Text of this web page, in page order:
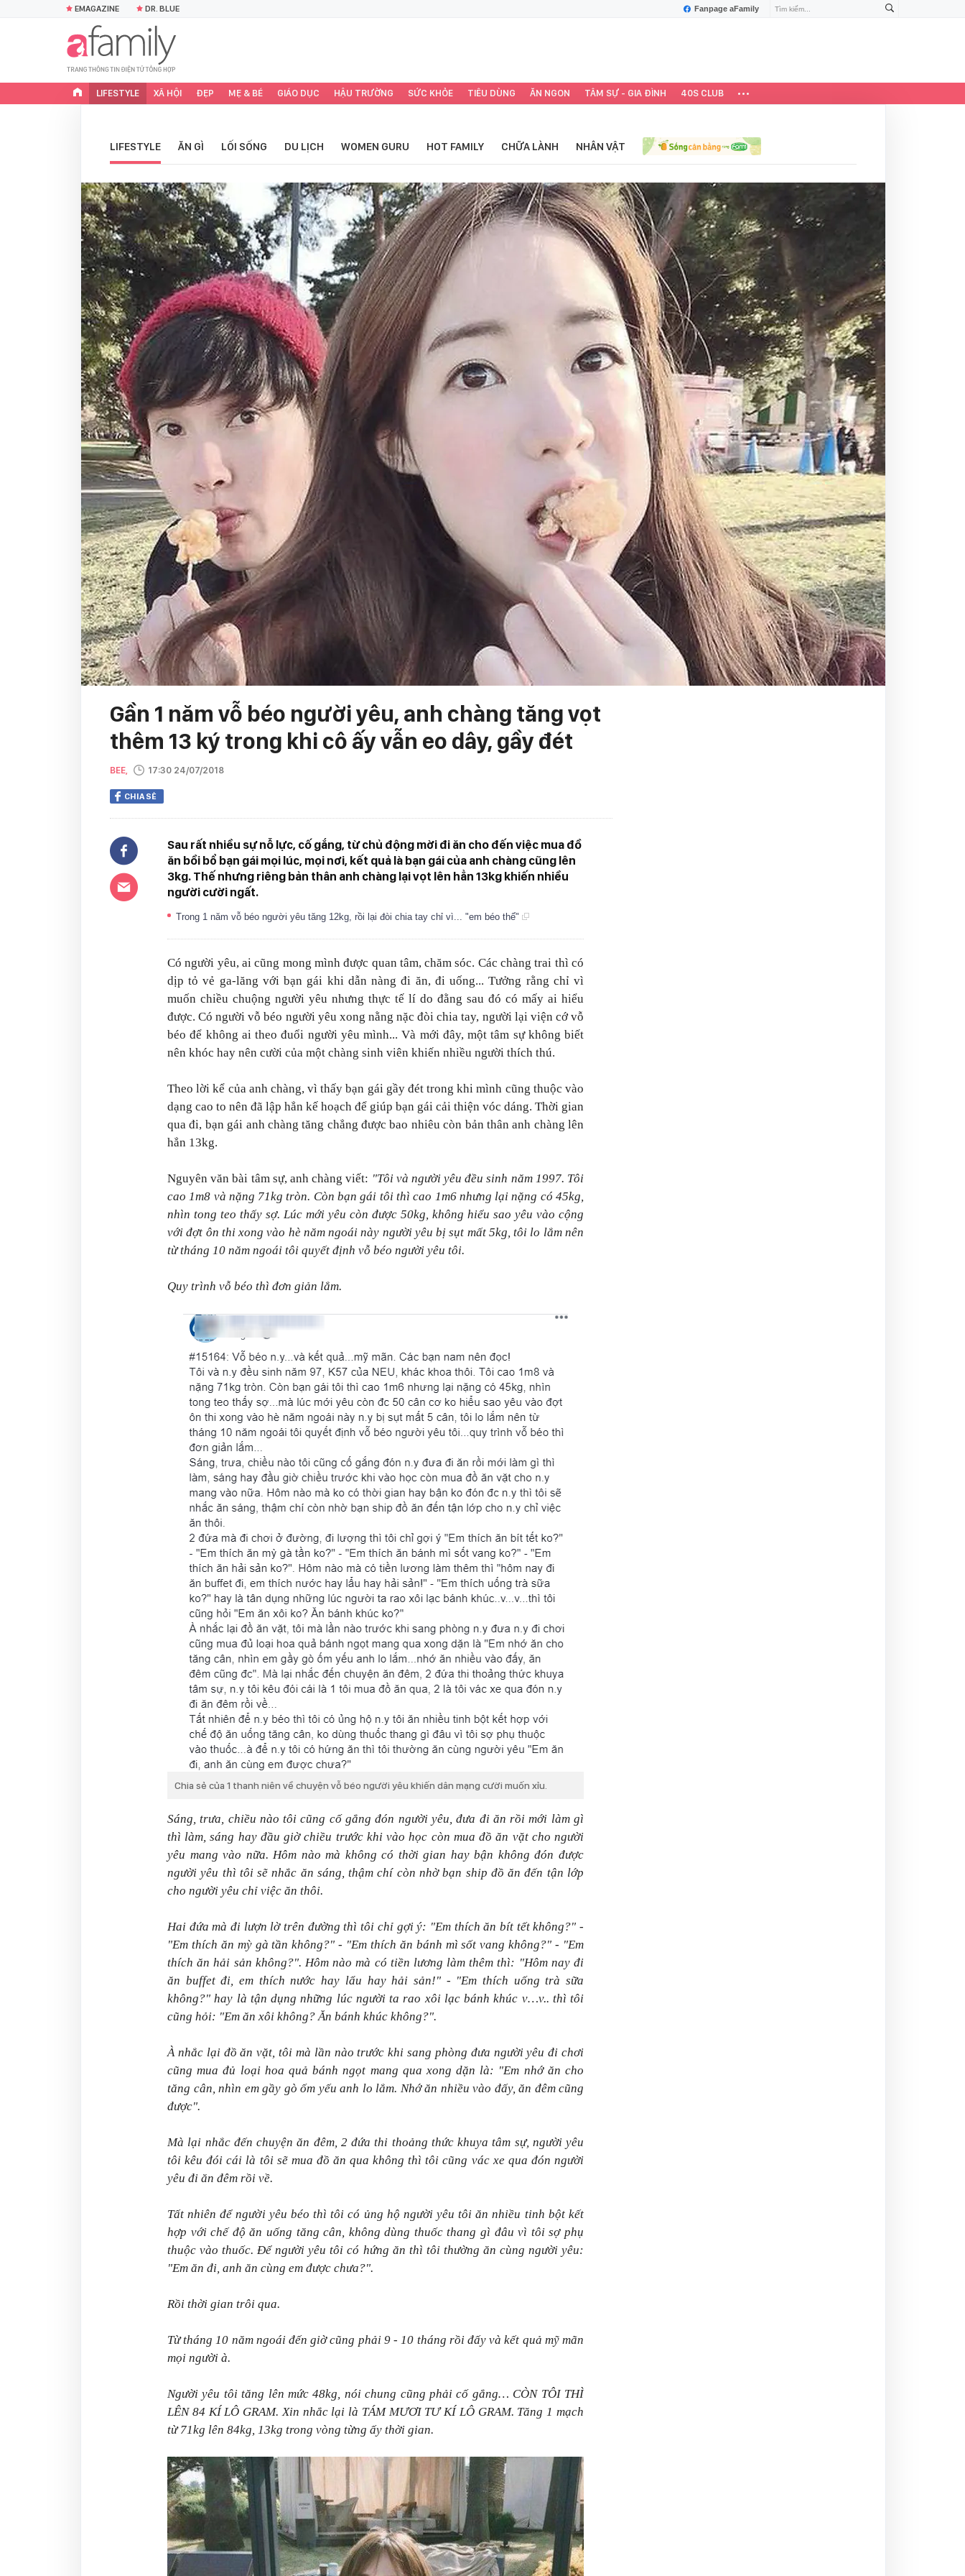
Fanpage aFamily
EMAGAZINE DR. BLUE
LIFESTYLE XÃ HỘI ĐẸP MẸ & BÉ GIÁO DỤC HẬU TRƯỜNG SỨC KHỎE TIÊU DÙNG ĂN NGON TÂM SỰ - GIA ĐÌNH 40S CLUB
LIFESTYLE ĂN GÌ LỐI SỐNG DU LỊCH WOMEN GURU HOT FAMILY CHỮA LÀNH NHÂN VẬT
Gần 1 năm vỗ béo người yêu, anh chàng tăng vọt
thêm 13 ký trong khi cô ấy vẫn eo dây, gầy đét
BEE, 17:30 24/07/2018
CHIA SẺ
Sau rất nhiều sự nỗ lực, cố gắng, từ chủ động mời đi ăn cho đến việc mua đồ
ăn bồi bổ bạn gái mọi lúc, mọi nơi, kết quả là bạn gái của anh chàng cũng lên
3kg. Thế nhưng riêng bản thân anh chàng lại vọt lên hẳn 13kg khiến nhiều
người cười ngất.
Trong 1 năm vỗ béo người yêu tăng 12kg, rồi lại đòi chia tay chỉ vì... "em béo thế"
Có người yêu, ai cũng mong mình được quan tâm, chăm sóc. Các chàng trai thì có
dịp tỏ vẻ ga-lăng với bạn gái khi dẫn nàng đi ăn, đi uống... Tưởng rằng chỉ vì
muốn chiều chuộng người yêu nhưng thực tế lí do đằng sau đó có mấy ai hiểu
được. Có người vỗ béo người yêu xong nằng nặc đòi chia tay, người lại viện cớ vỗ
béo để không ai theo đuổi người yêu mình... Và mới đây, một tâm sự không biết
nên khóc hay nên cười của một chàng sinh viên khiến nhiều người thích thú.
Theo lời kể của anh chàng, vì thấy bạn gái gầy đét trong khi mình cũng thuộc vào
dạng cao to nên đã lập hẳn kế hoạch để giúp bạn gái cải thiện vóc dáng. Thời gian
qua đi, bạn gái anh chàng tăng chẳng được bao nhiêu còn bản thân anh chàng lên
hẳn 13kg.
Nguyên văn bài tâm sự, anh chàng viết: "Tôi và người yêu đều sinh năm 1997. Tôi
cao 1m8 và nặng 71kg tròn. Còn bạn gái tôi thì cao 1m6 nhưng lại nặng có 45kg,
nhìn tong teo thấy sợ. Lúc mới yêu còn được 50kg, không hiểu sao yêu vào cộng
với đợt ôn thi xong vào hè năm ngoái này người yêu bị sụt mất 5kg, tôi lo lắm nên
từ tháng 10 năm ngoái tôi quyết định vỗ béo người yêu tôi.
Quy trình vỗ béo thì đơn giản lắm.
Chia sẻ của 1 thanh niên về chuyện vỗ béo người yêu khiến dân mạng cười muốn xỉu.
Sáng, trưa, chiều nào tôi cũng cố gắng đón người yêu, đưa đi ăn rồi mới làm gì
thì làm, sáng hay đầu giờ chiều trước khi vào học còn mua đồ ăn vặt cho người
yêu mang vào nữa. Hôm nào mà không có thời gian hay bận không đón được
người yêu thì tôi sẽ nhắc ăn sáng, thậm chí còn nhờ bạn ship đồ ăn đến tận lớp
cho người yêu chỉ việc ăn thôi.
Hai đứa mà đi lượn lờ trên đường thì tôi chỉ gợi ý: "Em thích ăn bít tết không?" -
"Em thích ăn mỳ gà tần không?" - "Em thích ăn bánh mì sốt vang không?" - "Em
thích ăn hải sản không?". Hôm nào mà có tiền lương làm thêm thì: "Hôm nay đi
ăn buffet đi, em thích nước hay lẩu hay hải sản!" - "Em thích uống trà sữa
không?" hay là tận dụng những lúc người ta rao xôi lạc bánh khúc v…v.. thì tôi
cũng hỏi: "Em ăn xôi không? Ăn bánh khúc không?".
À nhắc lại đồ ăn vặt, tôi mà lần nào trước khi sang phòng đưa người yêu đi chơi
cũng mua đủ loại hoa quả bánh ngọt mang qua xong dặn là: "Em nhớ ăn cho
tăng cân, nhìn em gầy gò ốm yếu anh lo lắm. Nhớ ăn nhiều vào đấy, ăn đêm cũng
được".
Mà lại nhắc đến chuyện ăn đêm, 2 đứa thi thoảng thức khuya tâm sự, người yêu
tôi kêu đói cái là tôi sẽ mua đồ ăn qua không thì tôi cũng vác xe qua đón người
yêu đi ăn đêm rồi về.
Tất nhiên để người yêu béo thì tôi có ủng hộ người yêu tôi ăn nhiều tinh bột kết
hợp với chế độ ăn uống tăng cân, không dùng thuốc thang gì đâu vì tôi sợ phụ
thuộc vào thuốc. Để người yêu tôi có hứng ăn thì tôi thường ăn cùng người yêu:
"Em ăn đi, anh ăn cùng em được chưa?".
Rồi thời gian trôi qua.
Từ tháng 10 năm ngoái đến giờ cũng phải 9 - 10 tháng rồi đấy và kết quả mỹ mãn
mọi người à.
Người yêu tôi tăng lên mức 48kg, nói chung cũng phải cố gắng… CÒN TÔI THÌ
LÊN 84 KÍ LÔ GRAM. Xin nhắc lại là TÁM MƯƠI TƯ KÍ LÔ GRAM. Tăng 1 mạch
từ 71kg lên 84kg, 13kg trong vòng từng ấy thời gian.